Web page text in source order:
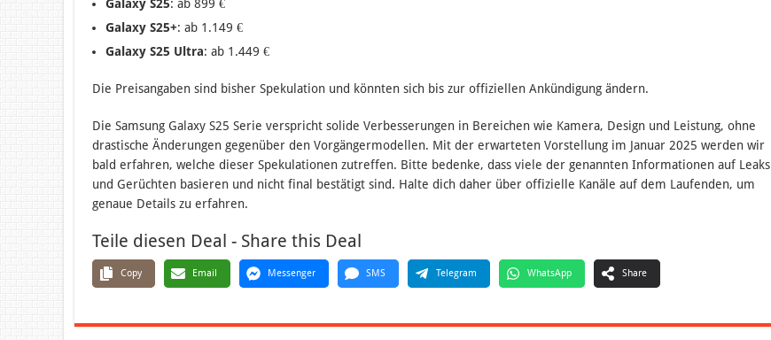
Galaxy S25: ab 899 €
Galaxy S25+: ab 1.149 €
Galaxy S25 Ultra: ab 1.449 €
Die Preisangaben sind bisher Spekulation und könnten sich bis zur offiziellen Ankündigung ändern.
Die Samsung Galaxy S25 Serie verspricht solide Verbesserungen in Bereichen wie Kamera, Design und Leistung, ohne
drastische Änderungen gegenüber den Vorgängermodellen. Mit der erwarteten Vorstellung im Januar 2025 werden wir
bald erfahren, welche dieser Spekulationen zutreffen. Bitte bedenke, dass viele der genannten Informationen auf Leaks
und Gerüchten basieren und nicht final bestätigt sind. Halte dich daher über offizielle Kanäle auf dem Laufenden, um
genaue Details zu erfahren.
Teile diesen Deal - Share this Deal
Copy Email Messenger SMS Telegram WhatsApp Share